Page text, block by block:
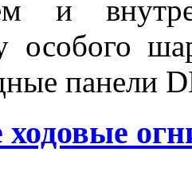
и
особого
панели